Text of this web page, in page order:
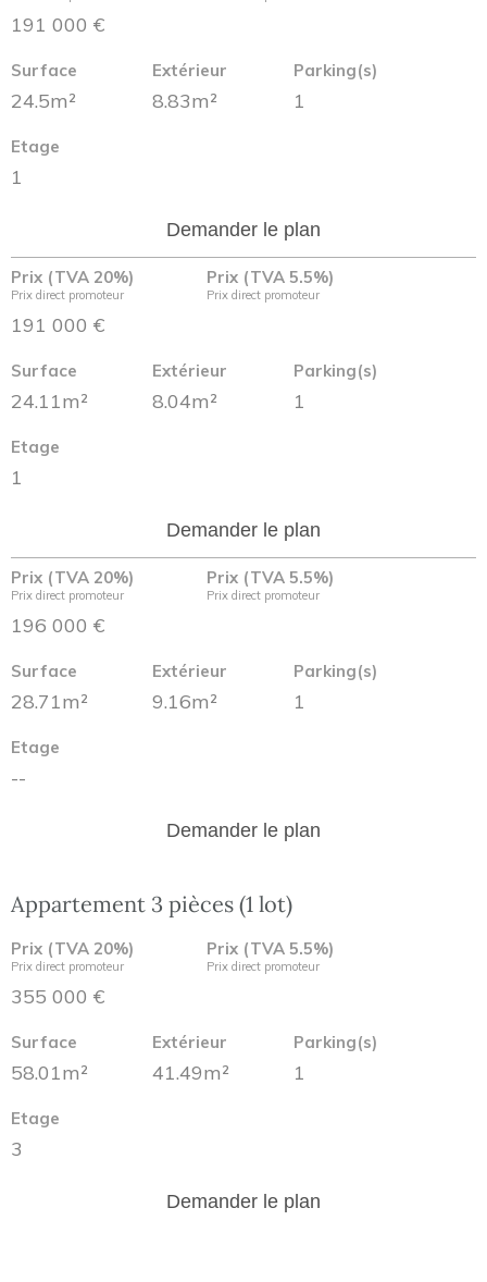
191 000 €
Surface
24.5m²
Extérieur
8.83m²
Parking(s)
1
Etage
1
Demander le plan
Prix (TVA 20%)
Prix direct promoteur
191 000 €
Prix (TVA 5.5%)
Prix direct promoteur
Surface
24.11m²
Extérieur
8.04m²
Parking(s)
1
Etage
1
Demander le plan
Prix (TVA 20%)
Prix direct promoteur
196 000 €
Prix (TVA 5.5%)
Prix direct promoteur
Surface
28.71m²
Extérieur
9.16m²
Parking(s)
1
Etage
--
Demander le plan
Appartement 3 pièces (1 lot)
Prix (TVA 20%)
Prix direct promoteur
355 000 €
Prix (TVA 5.5%)
Prix direct promoteur
Surface
58.01m²
Extérieur
41.49m²
Parking(s)
1
Etage
3
Demander le plan